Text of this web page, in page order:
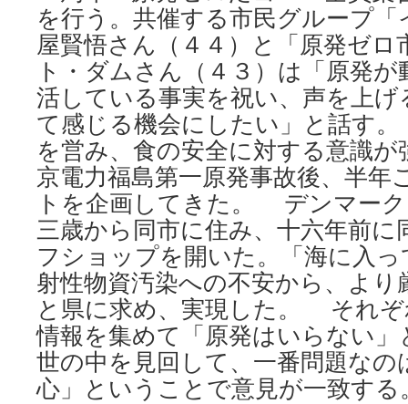
を行う。共催する市民グループ
屋賢悟さん（４４）と「原発ゼロ
ト・ダムさん（４３）は「原発
活している事実を祝い、声を上
て感じる機会にしたい」と話す
を営み、食の安全に対する意識
京電力福島第一原発事故後、半年
トを企画してきた。 デンマー
三歳から同市に住み、十六年前に
フショップを開いた。「海に入
射性物資汚染への不安から、より
と県に求め、実現した。 それぞ
情報を集めて「原発はいらない
世の中を見回して、一番問題なの
心」ということで意見が一致す